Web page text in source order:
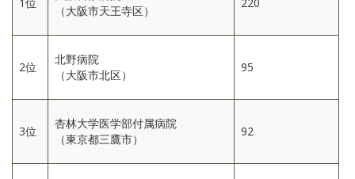
（大阪市天王寺区）
2位
北野病院
（大阪市北区）
95
3位
杏林大学医学部付属病院
（東京都三鷹市）
92